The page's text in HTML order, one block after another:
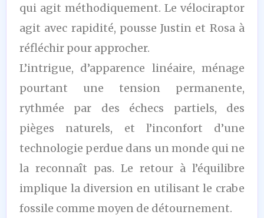
qui agit méthodiquement. Le vélociraptor
agit avec rapidité, pousse Justin et Rosa à
réfléchir pour approcher.
L’intrigue, d’apparence linéaire, ménage
pourtant une tension permanente,
rythmée par des échecs partiels, des
pièges naturels, et l’inconfort d’une
technologie perdue dans un monde qui ne
la reconnaît pas. Le retour à l’équilibre
implique la diversion en utilisant le crabe
fossile comme moyen de détournement.